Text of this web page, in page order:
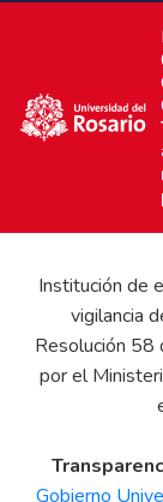
Institución de
vigilancia
Resolución
por el
Gobierno